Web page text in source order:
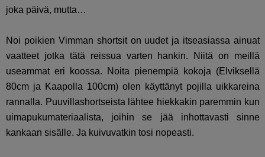
joka päivä, mutta…
Noi poikien Vimman shortsit on uudet ja itseasiassa ainuat
vaatteet jotka tätä reissua varten hankin. Niitä on meillä
useammat eri koossa. Noita pienempiä kokoja (Elviksellä
80cm ja Kaapolla 100cm) olen käyttänyt pojilla uikkareina
rannalla. Puuvillashortseista lähtee hiekkakin paremmin kun
uimapukumateriaalista, joihin se jää inhottavasti sinne
kankaan sisälle. Ja kuivuvatkin tosi nopeasti.